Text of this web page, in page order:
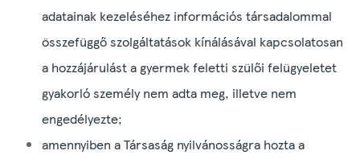
adatainak kezeléséhez információs társadalommal
összefüggő szolgáltatások kínálásával kapcsolatosan
a hozzájárulást a gyermek feletti szülői felügyeletet
gyakorló személy nem adta meg, illetve nem
engedélyezte;
amennyiben a Társaság nyilvánosságra hozta a